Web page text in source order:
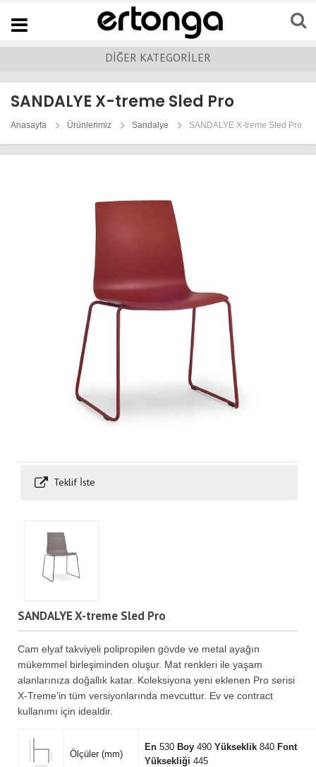
Navigation
DİĞER KATEGORİLER
SANDALYE X-treme Sled Pro
Anasayfa Ürünlerimiz Sandalye SANDALYE X-treme Sled Pro
Teklif İste
SANDALYE X-treme Sled Pro
Cam elyaf takviyeli polipropilen gövde ve metal ayağın
mükemmel birleşiminden oluşur. Mat renkleri ile yaşam
alanlarınıza doğallık katar. Koleksiyona yeni eklenen Pro serisi
X-Treme’in tüm versiyonlarında mevcuttur. Ev ve contract
kullanımı için idealdir.
Ölçüler (mm)
En 530 Boy 490Yükseklik 840 Font
Yüksekliği 445